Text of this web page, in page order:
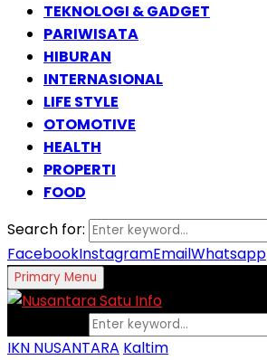
TEKNOLOGI & GADGET
PARIWISATA
HIBURAN
INTERNASIONAL
LIFE STYLE
OTOMOTIVE
HEALTH
PROPERTI
FOOD
Search for:
FacebookInstagramEmailWhatsapp
Primary Menu
IKN NUSANTARA Kaltim